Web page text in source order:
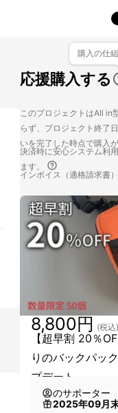
応援購入する
購入の仕
このプロジェクトはAll in
らず、プロジェクト終了
いを完了した時点で購入
決済時に安心システム利
ます。
インボイス（適格請求書
【超早割 20％
りのバックパッ
プデート
8,800円 (税込)
のサポーター
2025年09月